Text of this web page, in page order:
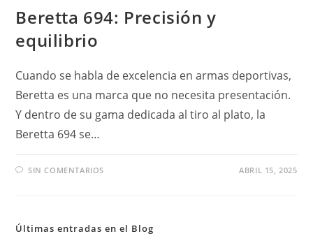
Beretta 694: Precisión y
equilibrio
Cuando se habla de excelencia en armas deportivas,
Beretta es una marca que no necesita presentación.
Y dentro de su gama dedicada al tiro al plato, la
Beretta 694 se…
SIN COMENTARIOS ABRIL 15, 2025
Últimas entradas en el Blog